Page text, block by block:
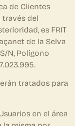
de Clientes
través del
es FRIT
de la Selva
N, Polígono
tratados para
en el área